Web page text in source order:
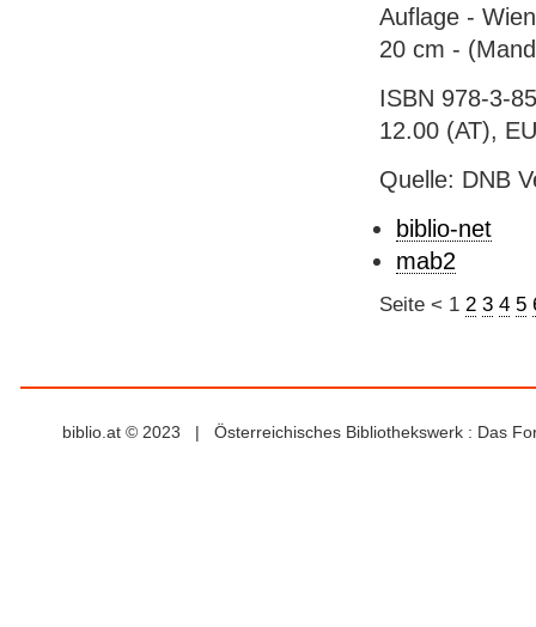
Auflage -
20 cm -
ISBN 978-3-
12.00 (AT),
Quelle: DNB
biblio-net
mab2
Seite < 1 2 3 4 5
biblio.at © 2023 | Österreichisches Bibliothekswerk : Das